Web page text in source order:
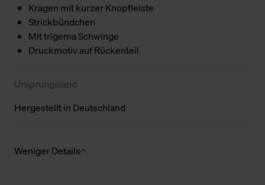
Kragen mit kurzer Knopfleiste
Strickbündchen
Mit trigema Schwinge
Druckmotiv auf Rückenteil
Ursprungsland
Hergestellt in Deutschland
Weniger Details